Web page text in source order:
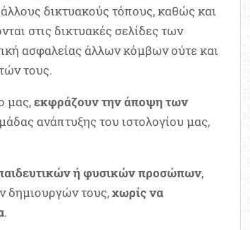
δικτυακούς τόπους, καθώς και
στις δικτυακές σελίδες των
ασφαλείας άλλων κόμβων ούτε και
τους.
μας,εκφράζουν την άποψη των
ανάπτυξης του ιστολογίου μας,
ή φυσικών προσώπων,
δημιουργών τους,χωρίς να
.